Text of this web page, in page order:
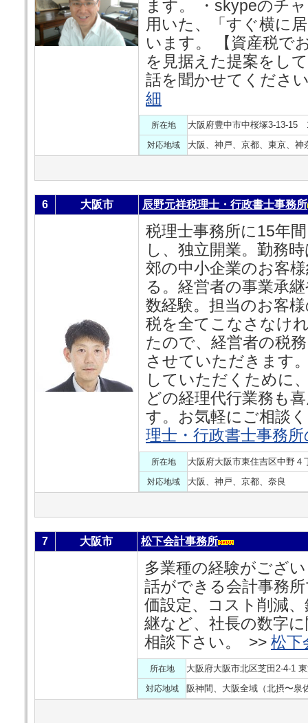
ます。 ・skypeのチ
用いた、「すぐ横に
います。 【資産税で
を見据えた提案をし
話を聞かせてくださ
細
所在地 大阪府豊中市中桜塚3-13-15
対応地域 大阪、神戸、京都、東京、神
6 大阪市 辰野元祥税理士・行政書士事務所
税理士事務所に15年
し、独立開業。勤務
郊の中小企業のお客
る。経営者の事業承
数経験。担当のお客
税を全てこなさなけ
たので、経営者の税
させていただきます
していただくために
どの経理代行業務も
す。お気軽にご相談
理士・行政書士事務
所在地 大阪府大阪市東住吉区中野
対応地域 大阪、神戸、京都、奈良
7 大阪市 松下会計事務所
多業種の経験がござ
話ができる会計事務
価設定、コスト削減
継など、社長の数字
相談下さい。 >> 松下
所在地 大阪府大阪市北区芝田2-4-1
対応地域 阪神間、大阪全域（北摂〜泉